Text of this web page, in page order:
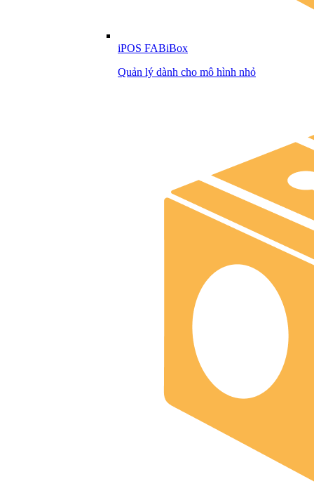
iPOS FABiBox
Quản lý dành cho mô hình nhỏ